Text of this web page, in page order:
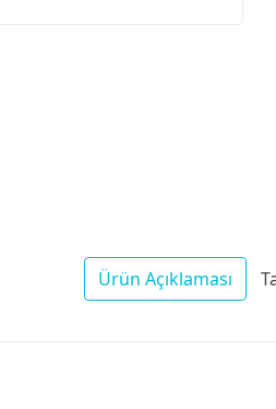
Ürün Açıklaması